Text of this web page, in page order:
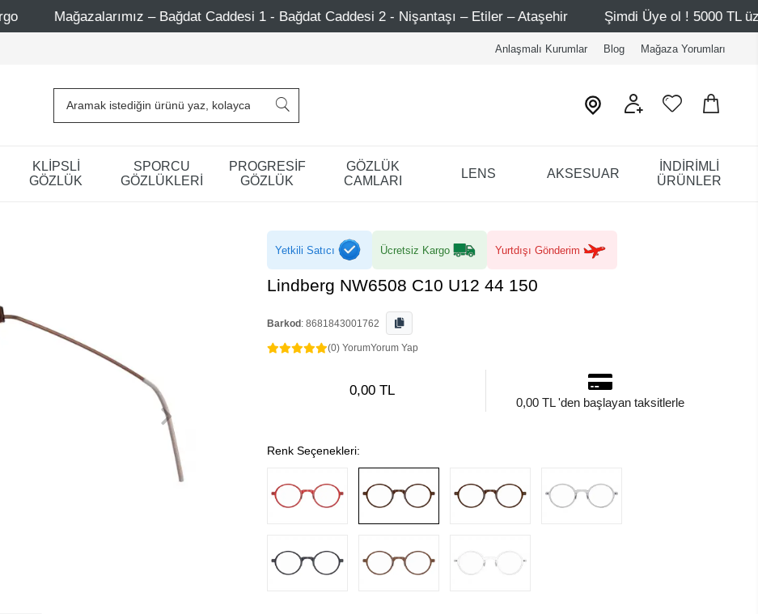
Caddesi 1 - Bağdat Caddesi 2 - Nişantaşı – Etiler – Ataşehir Şimdi Üye ol ! 5000 TL üzeri ilk alışverişinde 500
Anlaşmalı Kurumlar Blog Mağaza Yorumları
KLİPSLİ
GÖZLÜK
SPORCU
GÖZLÜKLERİ
PROGRESİF
GÖZLÜK
GÖZLÜK
CAMLARI
LENS AKSESUAR
İNDİRİMLİ
ÜRÜNLER
Yetkili Satıcı Ücretsiz Kargo Yurtdışı Gönderim
Lindberg NW6508 C10 U12 44 150
Barkod : 8681843001762
(0) YorumYorum Yap
0,00 TL
0,00 TL 'den başlayan taksitlerle
Renk Seçenekleri: